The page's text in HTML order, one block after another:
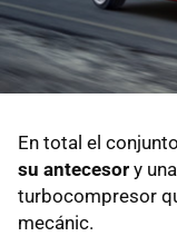
En total el
su antecesor y
turbocompresor
mecánic.